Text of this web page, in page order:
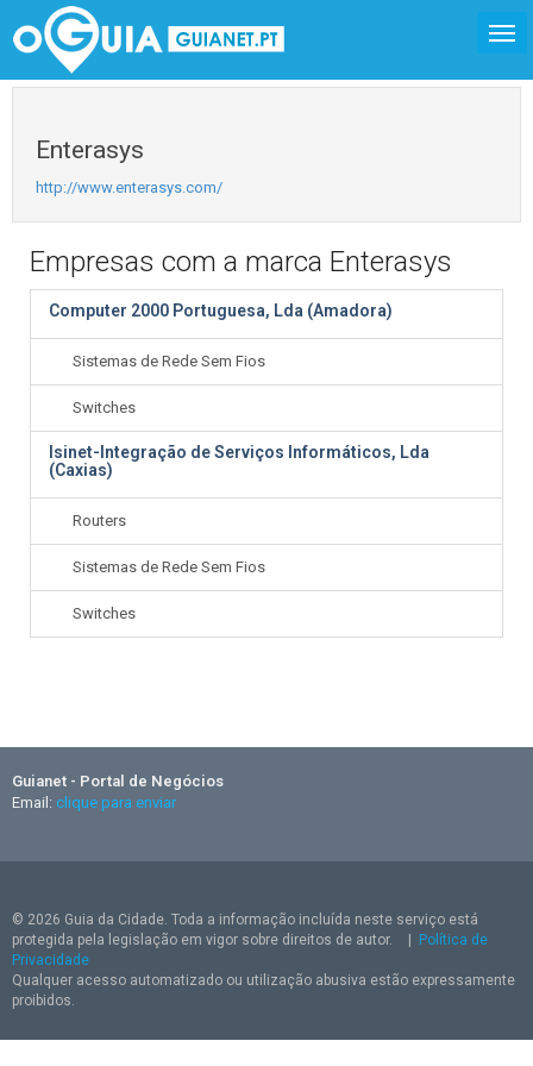
Enterasys
http://www.enterasys.com/
Empresas com a marca Enterasys
Computer 2000 Portuguesa, Lda (Amadora)
Sistemas de Rede Sem Fios
Switches
Isinet-Integração de Serviços Informáticos, Lda
(Caxias)
Routers
Sistemas de Rede Sem Fios
Switches
Guianet - Portal de Negócios
Email: clique para enviar
© 2026 Guia da Cidade. Toda a informação incluída neste serviço está
protegida pela legislação em vigor sobre direitos de autor.
Política de
Privacidade
Qualquer acesso automatizado ou utilização abusiva estão expressamente
proibidos.